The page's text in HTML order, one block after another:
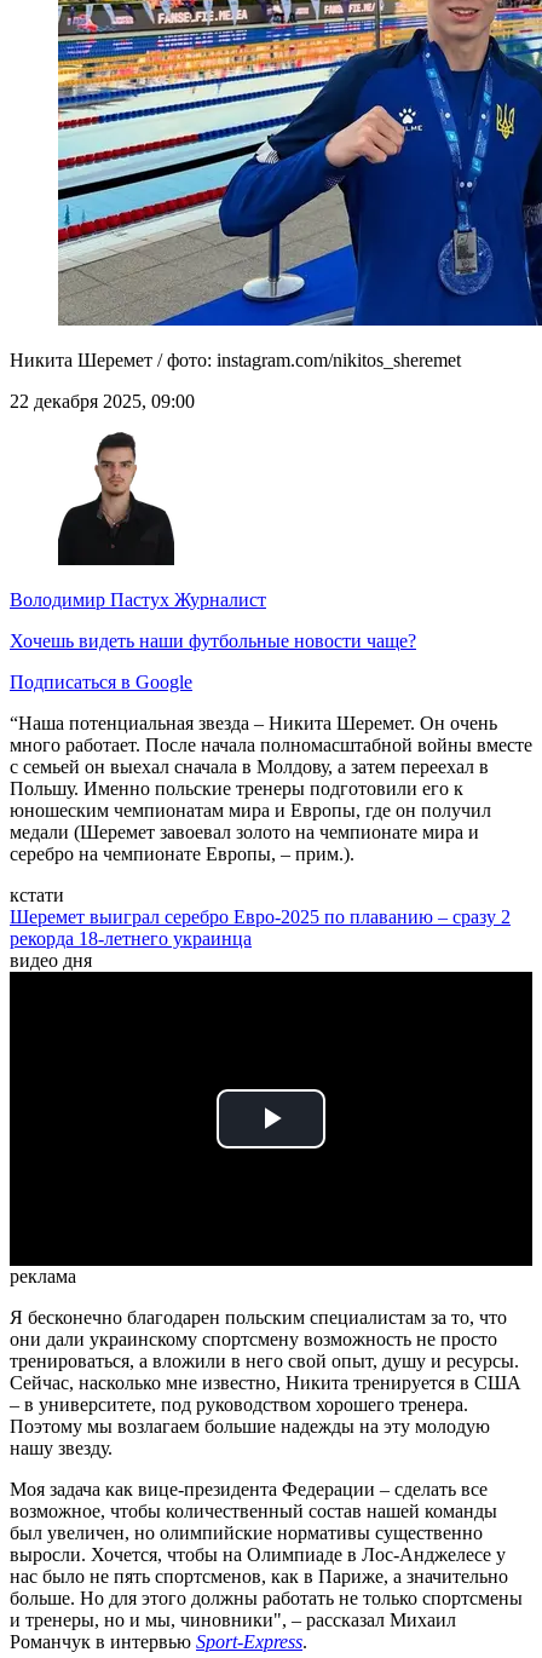
Никита Шеремет / фото: instagram.com/nikitos_sheremet
22 декабря 2025, 09:00
Володимир Пастух Журналист
Хочешь видеть наши футбольные новости чаще?
Подписаться в Google
“Наша потенциальная звезда – Никита Шеремет. Он очень
много работает. После начала полномасштабной войны вместе
с семьей он выехал сначала в Молдову, а затем переехал в
Польшу. Именно польские тренеры подготовили его к
юношеским чемпионатам мира и Европы, где он получил
медали (Шеремет завоевал золото на чемпионате мира и
серебро на чемпионате Европы, – прим.).
кстати
Шеремет выиграл серебро Евро-2025 по плаванию – сразу 2
рекорда 18-летнего украинца
видео дня
Play
реклама
Я бесконечно благодарен польским специалистам за то, что
они дали украинскому спортсмену возможность не просто
тренироваться, а вложили в него свой опыт, душу и ресурсы.
Сейчас, насколько мне известно, Никита тренируется в США
– в университете, под руководством хорошего тренера.
Поэтому мы возлагаем большие надежды на эту молодую
нашу звезду.
Моя задача как вице-президента Федерации – сделать все
возможное, чтобы количественный состав нашей команды
был увеличен, но олимпийские нормативы существенно
выросли. Хочется, чтобы на Олимпиаде в Лос-Анджелесе у
нас было не пять спортсменов, как в Париже, а значительно
больше. Но для этого должны работать не только спортсмены
и тренеры, но и мы, чиновники", – рассказал Михаил
Романчук в интервью Sport-Express.